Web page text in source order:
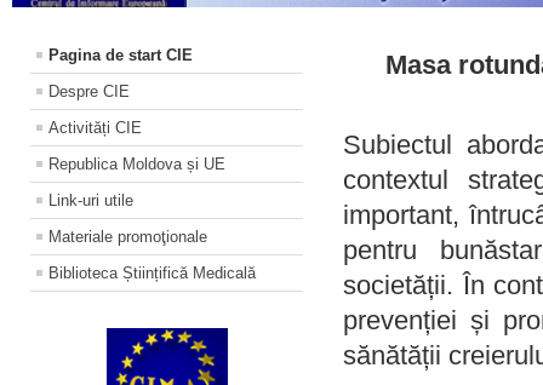
Pagina de start CIE
Despre CIE
Activități CIE
Republica Moldova și UE
Link-uri utile
Materiale promoţionale
Biblioteca Științifică Medicală
Masa
Subiectul
contextul
important,
pentru
societății. În
prevenției și
sănătății